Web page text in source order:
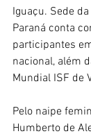
Iguaçu. Sede
Paraná conta
participantes
nacional, além
Mundial ISF de
Pelo naipe
Humberto de